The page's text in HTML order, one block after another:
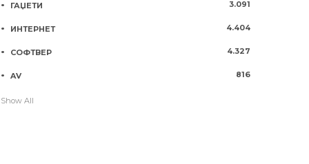
ГАЏЕТИ 3.091
ИНТЕРНЕТ 4.404
СОФТВЕР 4.327
AV 816
Show All